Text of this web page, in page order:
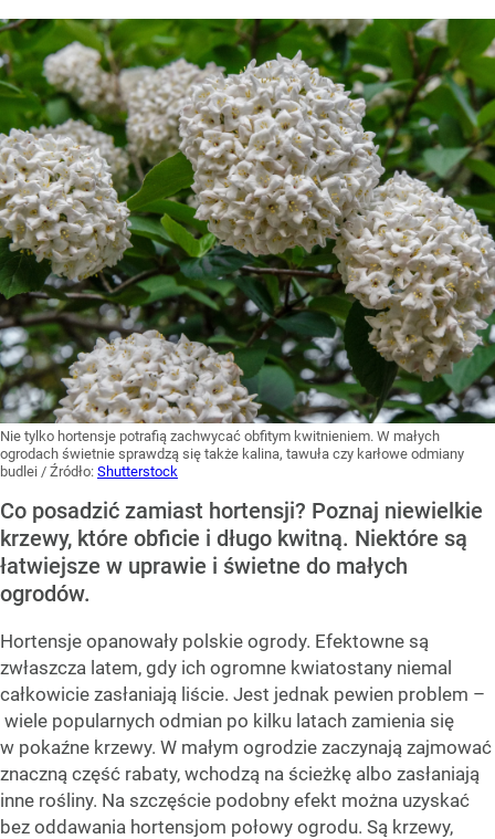
Nie tylko hortensje potrafią zachwycać obfitym kwitnieniem. W małych
ogrodach świetnie sprawdzą się także kalina, tawuła czy karłowe odmiany
budlei / Źródło: Shutterstock
Co posadzić zamiast hortensji? Poznaj niewielkie
krzewy, które obficie i długo kwitną. Niektóre są
łatwiejsze w uprawie i świetne do małych
ogrodów.
Hortensje opanowały polskie ogrody. Efektowne są
zwłaszcza latem, gdy ich ogromne kwiatostany niemal
całkowicie zasłaniają liście. Jest jednak pewien problem –
wiele popularnych odmian po kilku latach zamienia się
w pokaźne krzewy. W małym ogrodzie zaczynają zajmować
znaczną część rabaty, wchodzą na ścieżkę albo zasłaniają
inne rośliny. Na szczęście podobny efekt można uzyskać
bez oddawania hortensjom połowy ogrodu. Są krzewy,